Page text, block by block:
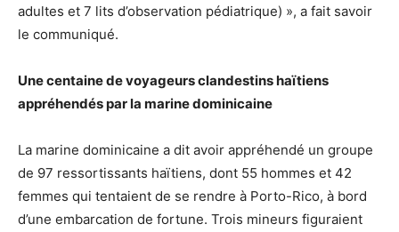
adultes et 7 lits d’observation pédiatrique) », a fait savoir
le communiqué.
Une centaine de voyageurs clandestins haïtiens
appréhendés par la marine dominicaine
La marine dominicaine a dit avoir appréhendé un groupe
de 97 ressortissants haïtiens, dont 55 hommes et 42
femmes qui tentaient de se rendre à Porto-Rico, à bord
d’une embarcation de fortune. Trois mineurs figuraient